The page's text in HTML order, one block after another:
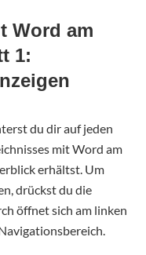
Word am
1:
du dir auf jeden
mit Word am
erhältst. Um
drückst du die
öffnet sich am linken